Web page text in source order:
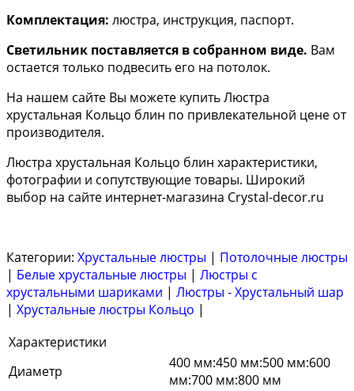
Комплектация: люстра, инструкция, паспорт.
Светильник поставляется в собранном виде. Вам
остается только подвесить его на потолок.
На нашем сайте Вы можете купить Люстра
хрустальная Кольцо блин по привлекательной цене от
производителя.
Люстра хрустальная Кольцо блин характеристики,
фотографии и сопутствующие товары. Широкий
выбор на сайте интернет-магазина Crystal-decor.ru
Категории: Хрустальные люстры | Потолочные люстры
| Белые хрустальные люстры | Люстры с
хрустальными шариками | Люстры - Хрустальный шар
| Хрустальные люстры Кольцо |
Характеристики
Диаметр
400 мм:450 мм:500 мм:600
мм:700 мм:800 мм